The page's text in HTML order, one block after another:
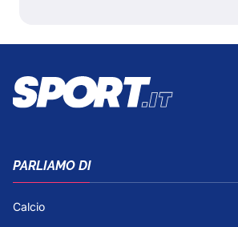
PARLIAMO DI
Calcio